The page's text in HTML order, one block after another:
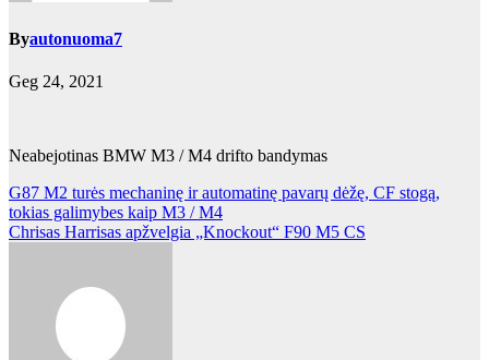
Byautonuoma7
Geg 24, 2021
Neabejotinas BMW M3 / M4 drifto bandymas
Navigacija
tarp
G87 M2 turės mechaninę ir automatinę pavarų dėžę, CF stogą,
tokias galimybes kaip M3 / M4
Chrisas Harrisas apžvelgia „Knockout“ F90 M5 CS